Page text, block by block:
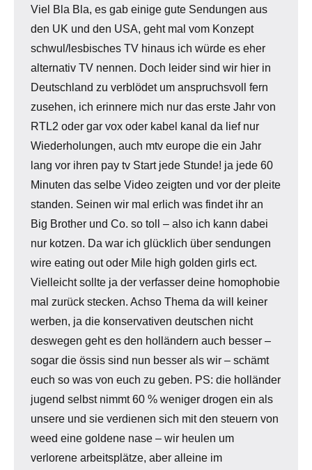
Viel Bla Bla, es gab einige gute Sendungen aus
den UK und den USA, geht mal vom Konzept
schwul/lesbisches TV hinaus ich würde es eher
alternativ TV nennen. Doch leider sind wir hier in
Deutschland zu verblödet um anspruchsvoll fern
zusehen, ich erinnere mich nur das erste Jahr von
RTL2 oder gar vox oder kabel kanal da lief nur
Wiederholungen, auch mtv europe die ein Jahr
lang vor ihren pay tv Start jede Stunde! ja jede 60
Minuten das selbe Video zeigten und vor der pleite
standen. Seinen wir mal erlich was findet ihr an
Big Brother und Co. so toll – also ich kann dabei
nur kotzen. Da war ich glücklich über sendungen
wire eating out oder Mile high golden girls ect.
Vielleicht sollte ja der verfasser deine homophobie
mal zurück stecken. Achso Thema da will keiner
werben, ja die konservativen deutschen nicht
deswegen geht es den holländern auch besser –
sogar die össis sind nun besser als wir – schämt
euch so was von euch zu geben. PS: die holländer
jugend selbst nimmt 60 % weniger drogen ein als
unsere und sie verdienen sich mit den steuern von
weed eine goldene nase – wir heulen um
verlorene arbeitsplätze, aber alleine im